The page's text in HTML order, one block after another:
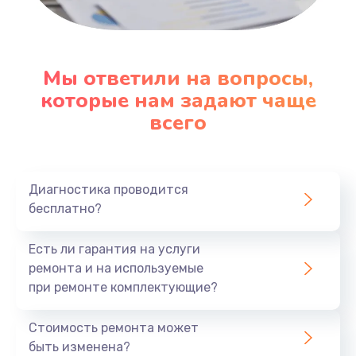
Замена микросхемы Wi-Fi
1100 руб.
Ремонт Bluetooth модуля
880 руб.
Ремонт задней крышки
Заказать
Ремонт аккумулятора
Заказать
Мы ответили на вопросы,
которые нам задают чаще
всего
Диагностика проводится
бесплатно?
Есть ли гарантия на услуги
ремонта и на используемые
при ремонте комплектующие?
Стоимость ремонта может
быть изменена?